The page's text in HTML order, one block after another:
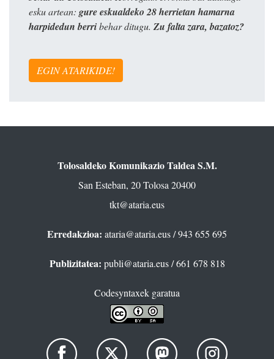
esku artean: gure eskualdeko 28 herrietan hamarna
harpidedun berribehar ditugu. Zu falta zara, bazatoz?
EGIN ATARIKIDE!
Tolosaldeko Komunikazio Taldea S.M.
San Esteban, 20 Tolosa 20400
tkt@ataria.eus
Erredakzioa: ataria@ataria.eus/ 943 655 695
Publizitatea: publi@ataria.eus/ 661 678 818
Codesyntaxek garatua